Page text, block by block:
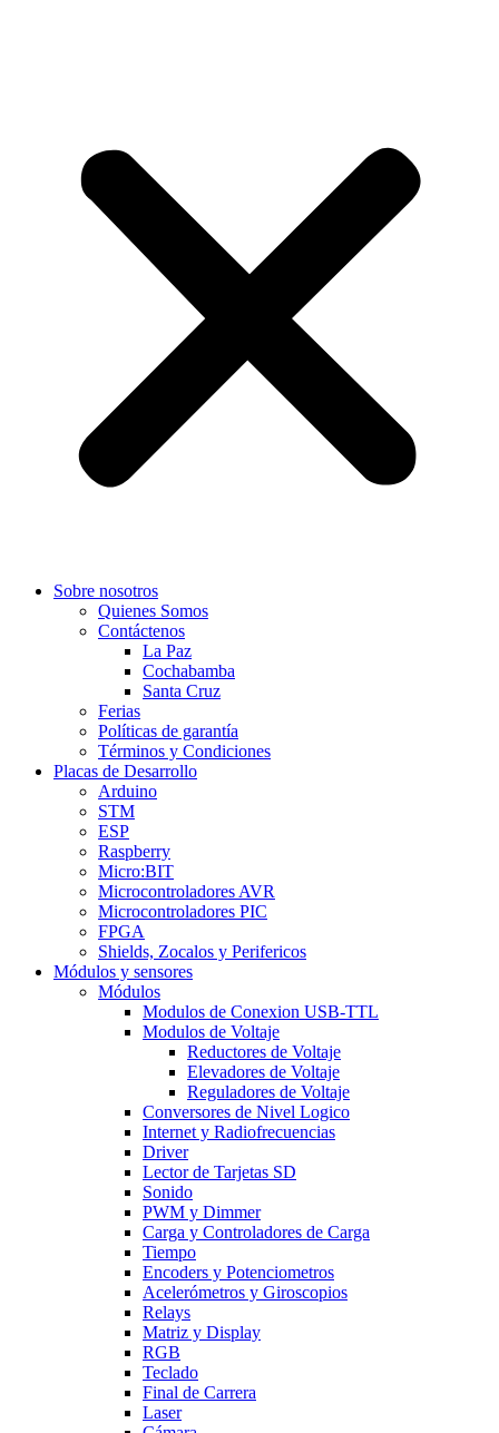
Sobre nosotros
Quienes Somos
Contáctenos
La Paz
Cochabamba
Santa Cruz
Ferias
Políticas de garantía
Términos y Condiciones
Placas de Desarrollo
Arduino
STM
ESP
Raspberry
Micro:BIT
Microcontroladores AVR
Microcontroladores PIC
FPGA
Shields, Zocalos y Perifericos
Módulos y sensores
Módulos
Modulos de Conexion USB-TTL
Modulos de Voltaje
Reductores de Voltaje
Elevadores de Voltaje
Reguladores de Voltaje
Conversores de Nivel Logico
Internet y Radiofrecuencias
Driver
Lector de Tarjetas SD
Sonido
PWM y Dimmer
Carga y Controladores de Carga
Tiempo
Encoders y Potenciometros
Acelerómetros y Giroscopios
Relays
Matriz y Display
RGB
Teclado
Final de Carrera
Laser